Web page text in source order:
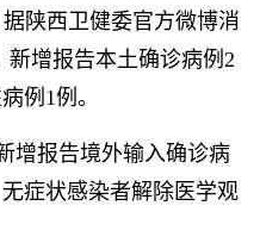
据陕西卫健委官方微博消
新增报告本土确诊病例2
例1例。
报告境外输入确诊病
症状感染者解除医学观